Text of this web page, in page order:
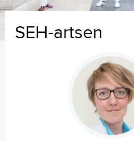
Verwijzers
Tekstgrootte A
Voorleesfunctie
Language
Zoeken
SEH-artsen